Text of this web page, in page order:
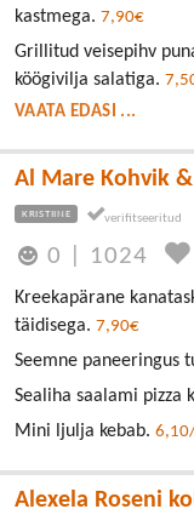
kastmega. 7,90€
Grillitud veisepihv
köögivilja salatiga.
VAATA EDASI ...
Al Mare Kohvik
KRISTIINE
0 1024
Kreekapärane
täidisega. 7,90€
Seemne paneeringus
Sealiha saalami pizza
Mini ljulja kebab.
Alexela Roseni